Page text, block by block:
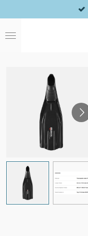
direct
naar
de